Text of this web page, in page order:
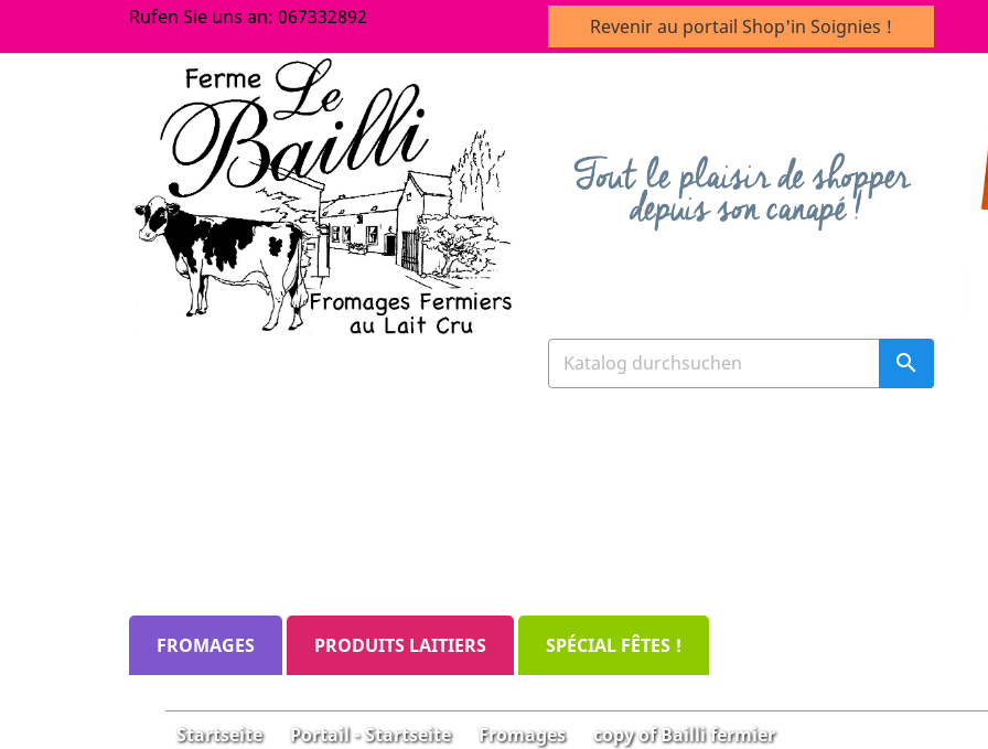
Rufen Sie uns an: 067332892 Revenir au portail Shop'in Soignies !

FROMAGES PRODUITS LAITIERS SPÉCIAL FÊTES !
Startseite Portail - Startseite Fromages copy of Bailli fermier